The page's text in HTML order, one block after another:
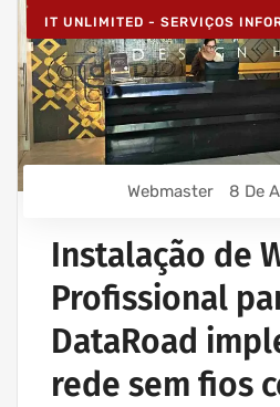
IT UNLIMITED - SERVIÇOS
Webmaster 8 De
Instalação de
Profissional
DataRoad
rede sem fios